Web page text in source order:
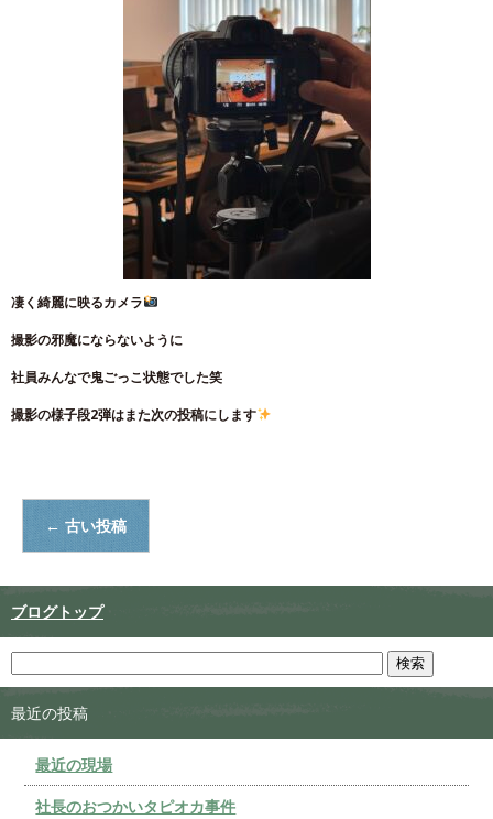
凄く綺麗に映るカメラ
撮影の邪魔にならないように
社員みんなで鬼ごっこ状態でした笑
撮影の様子段2弾はまた次の投稿にします
← 古い投稿
ブログトップ
最近の投稿
最近の現場
社長のおつかいタピオカ事件